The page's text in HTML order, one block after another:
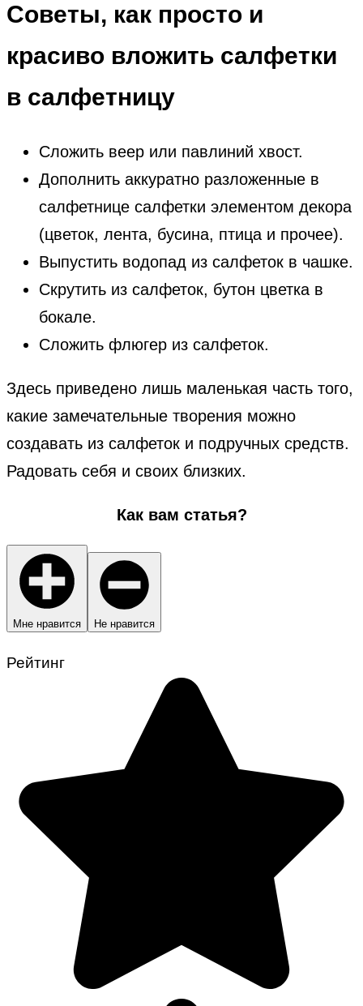
Советы, как просто и
красиво вложить салфетки
в салфетницу
Сложить веер или павлиний хвост.
Дополнить аккуратно разложенные в
салфетнице салфетки элементом декора
(цветок, лента, бусина, птица и прочее).
Выпустить водопад из салфеток в чашке.
Скрутить из салфеток, бутон цветка в
бокале.
Сложить флюгер из салфеток.
Здесь приведено лишь маленькая часть того,
какие замечательные творения можно
создавать из салфеток и подручных средств.
Радовать себя и своих близких.
Как вам статья?
Мне нравится Не нравится
Рейтинг